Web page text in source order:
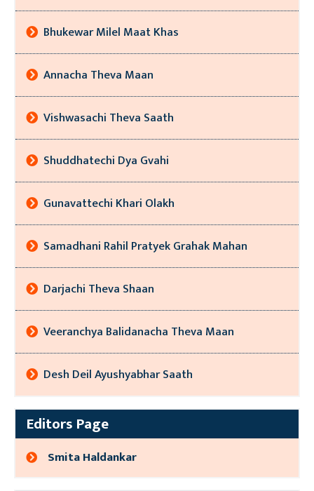
Bhukewar Milel Maat Khas
Annacha Theva Maan
Vishwasachi Theva Saath
Shuddhatechi Dya Gvahi
Gunavattechi Khari Olakh
Samadhani Rahil Pratyek Grahak Mahan
Darjachi Theva Shaan
Veeranchya Balidanacha Theva Maan
Desh Deil Ayushyabhar Saath
Editors Page
Smita Haldankar